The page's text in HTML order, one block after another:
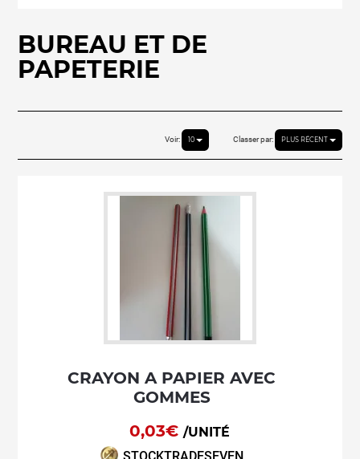
BUREAU ET DE
PAPETERIE
Classer par: PLUS RÉCENT
Voir: 10
CRAYON A PAPIER AVEC
GOMMES
0,03€/UNITÉ